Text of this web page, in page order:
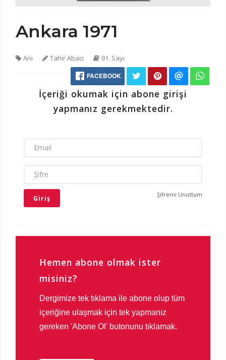
Ankara 1971
Anı Tahir Abacı
91. Sayı
FACEBOOK
İçeriği okumak için abone girişi
yapmanız gerekmektedir.
EMAIL
ŞIFRE
Şifremi Unuttum
Hemen abone olmak ister
misiniz?
Dergimize tek tıklama ile abone olup tüm
içeriğine ulaşmak için tek yapmanız
gereken 'Abone Ol' butonunu tıklamak.